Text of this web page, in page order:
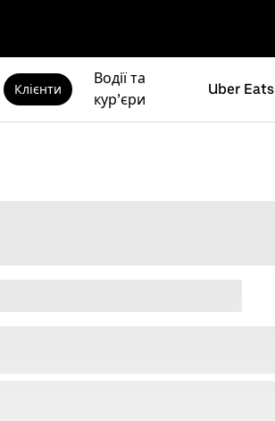
Клієнти
Водії та
кур’єри
Uber Eats